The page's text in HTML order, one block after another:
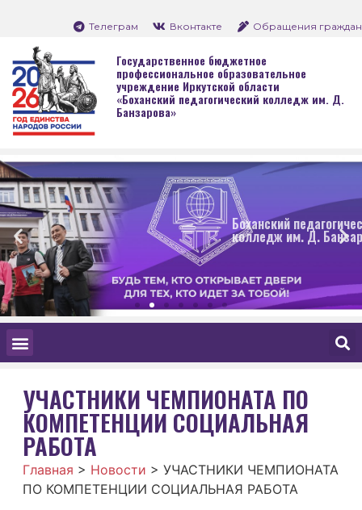
Телеграм Вконтакте Обращения граждан
Государственное бюджетное
профессиональное образовательное
учреждение Иркутской области
«Боханский педагогический колледж им. Д.
Банзарова»
Боханский педагогический
колледж им. Д. Банзарова
УЧАСТНИКИ ЧЕМПИОНАТА ПО
КОМПЕТЕНЦИИ СОЦИАЛЬНАЯ
РАБОТА
Главная > Новости > УЧАСТНИКИ ЧЕМПИОНАТА
ПО КОМПЕТЕНЦИИ СОЦИАЛЬНАЯ РАБОТА